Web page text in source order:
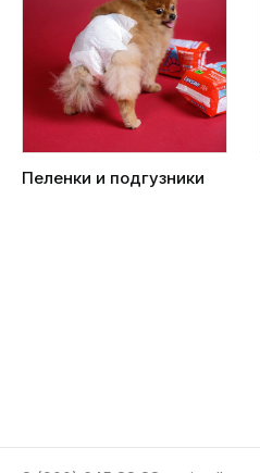
Пеленки и подгузники